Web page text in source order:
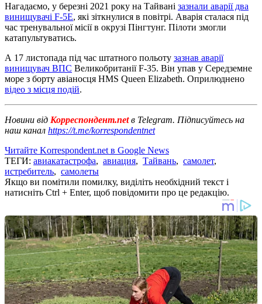
Нагадаємо, у березні 2021 року на Тайвані зазнали аварії два
винищувачі F-5E, які зіткнулися в повітрі. Аварія сталася під
час тренувальної місії в окрузі Пінгтунг. Пілоти змогли
катапультуватись.
А 17 листопада під час штатного польоту зазнав аварії
винищувач ВПС Великобританії F-35. Він упав у Середземне
море з борту авіаносця HMS Queen Elizabeth. Оприлюднено
відео з місця подій.
Новини від Корреспондент.netв Telegram. Підписуйтесь на
наш канал https://t.me/korrespondentnet
Читайте Korrespondent.net в Google News
ТЕГИ: авиакатастрофа, авиация, Тайвань, самолет,
истребитель, самолеты
Якщо ви помітили помилку, виділіть необхідний текст і
натисніть Ctrl + Enter, щоб повідомити про це редакцію.